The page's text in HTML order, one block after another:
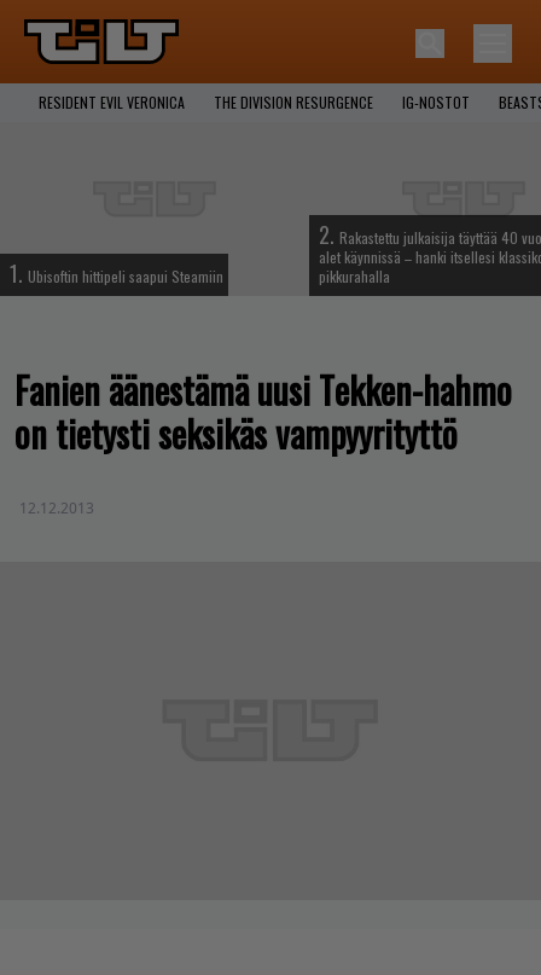
RESIDENT EVIL VERONICA THE DIVISION RESURGENCE IG-NOSTOT
1. Ubisoftin hittipeli saapui Steamiin
2. Rakastettu julkaisija täyttää 40
alet käynnissä – hanki itsellesi
pikkurahalla
Fanien äänestämä uusi Tekken-hahmo
on tietysti seksikäs vampyyrityttö
12.12.2013